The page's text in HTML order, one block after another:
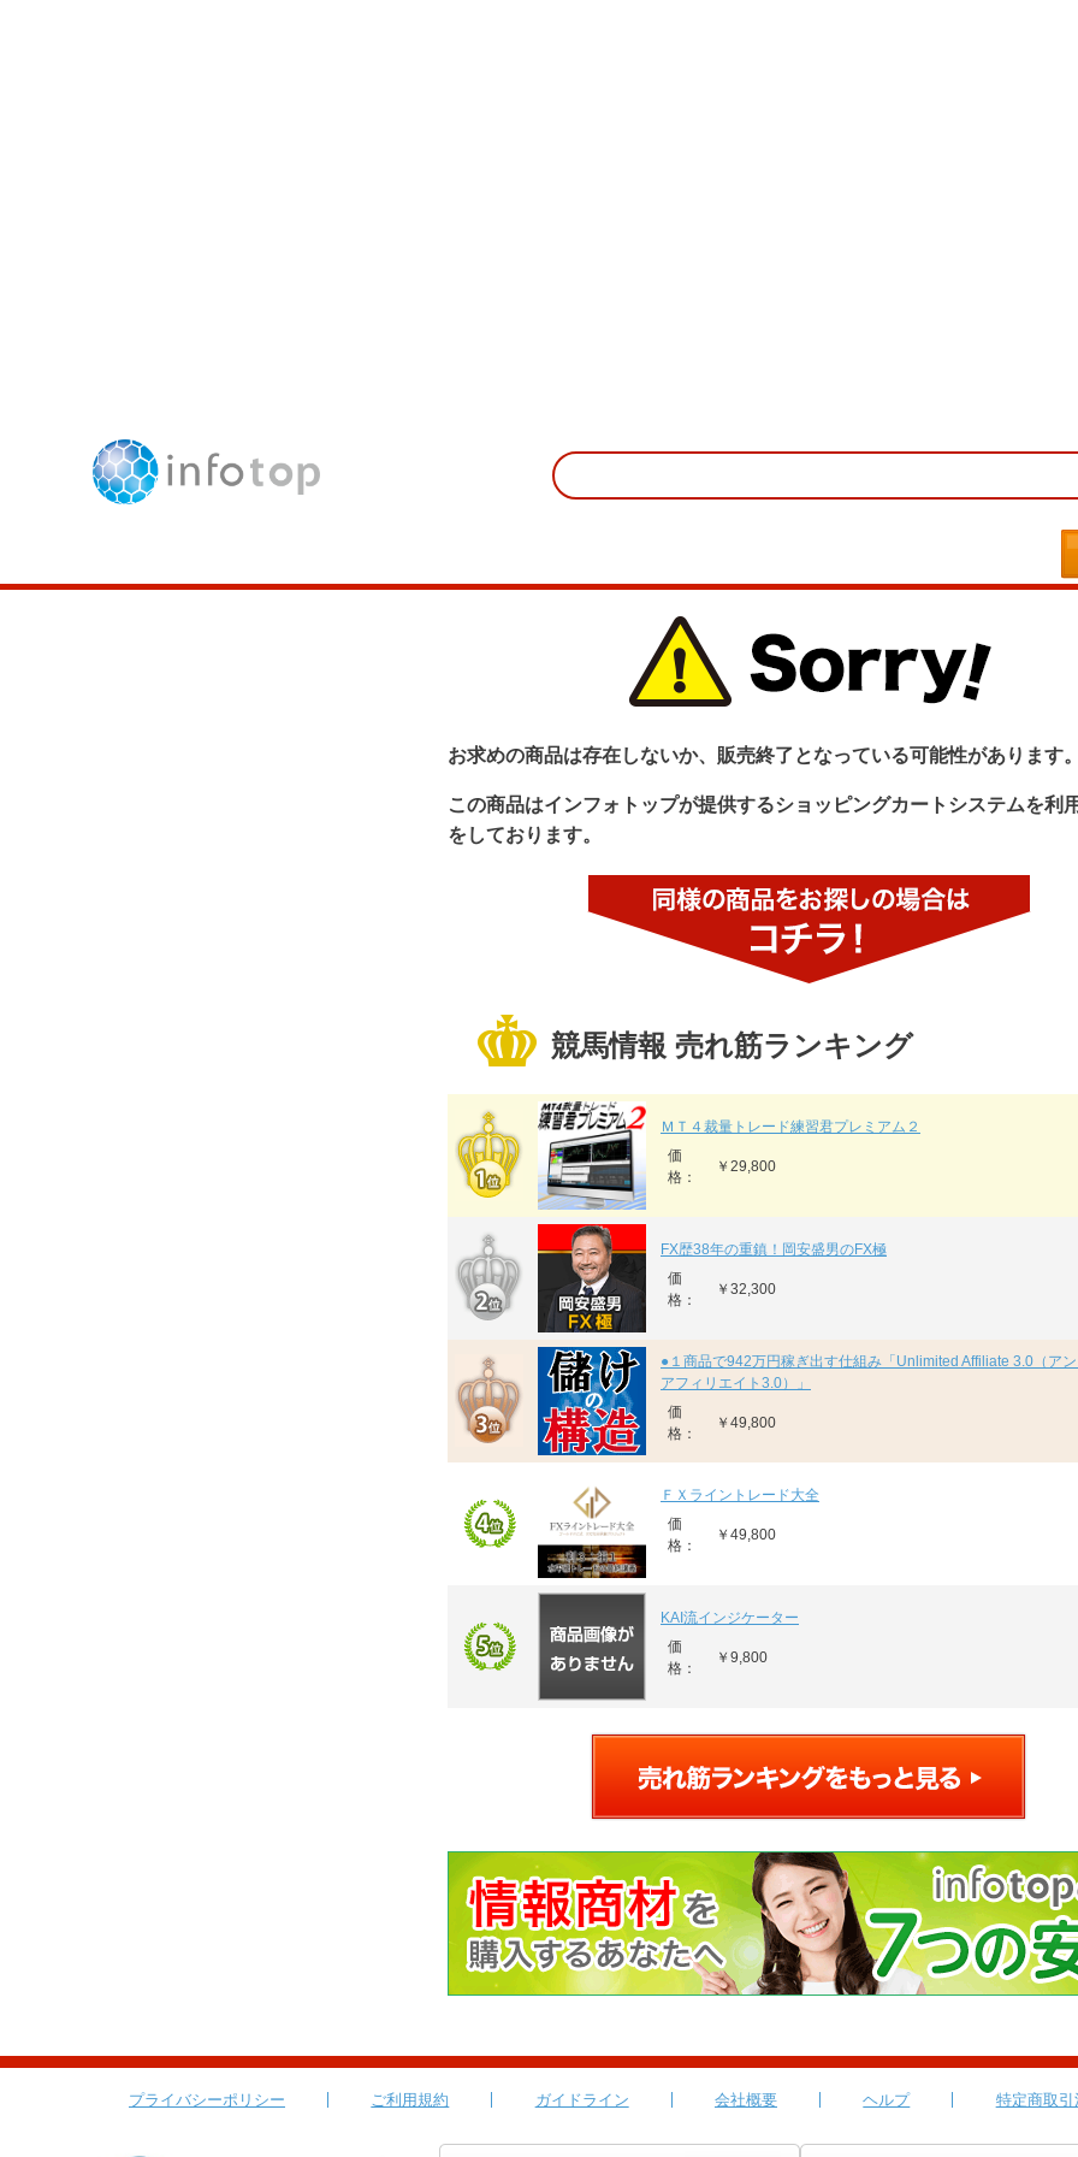
お求めの商品は存在しないか、販売終了となっている可能性があります。
この商品はインフォトップが提供するショッピングカートシステムを利
をしております。
競馬情報 売れ筋ランキング
ＭＴ４裁量トレード練習君プレミアム２
価
格：
￥29,800
FX歴38年の重鎮！岡安盛男のFX極
価
格：
￥32,300
●１商品で942万円稼ぎ出す仕組み「Unlimited Affiliate 3.0（ア
アフィリエイト3.0）」
価
格：
￥49,800
ＦＸライントレード大全
価
格：
￥49,800
KAI流インジケーター
価
格：
￥9,800
プライバシーポリシー ご利用規約 ガイドライン 会社概要 ヘルプ 特定商取